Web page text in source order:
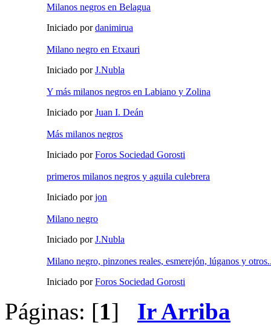
Milanos negros en Belagua
Iniciado pordanimirua
Milano negro en Etxauri
Iniciado porJ.Nubla
Y más milanos negros en Labiano y Zolina
Iniciado porJuan I. Deán
Más milanos negros
Iniciado porForos Sociedad Gorosti
primeros milanos negros y aguila culebrera
Iniciado porjon
Milano negro
Iniciado porJ.Nubla
Milano negro, pinzones reales, esmerejón, lúganos y
Iniciado porForos Sociedad Gorosti
Páginas: [1] Ir Arriba